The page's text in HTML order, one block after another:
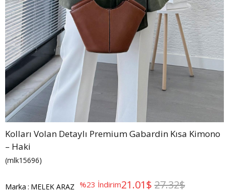
Kolları Volan Detaylı Premium Gabardin Kısa Kimono
– Haki
(mlk15696)
Marka : MELEK ARAZ %23 İndirim 27.32$
21.01$